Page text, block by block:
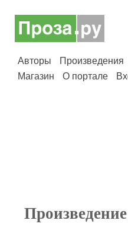
Авторы Произведения
Магазин
О портале